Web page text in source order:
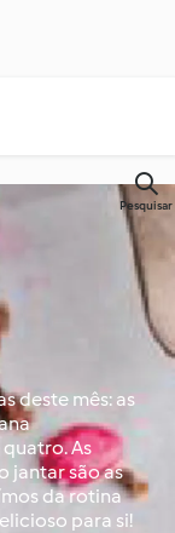
Pesquisar
deste mês: as
As
jantar são as
da rotina
para si!